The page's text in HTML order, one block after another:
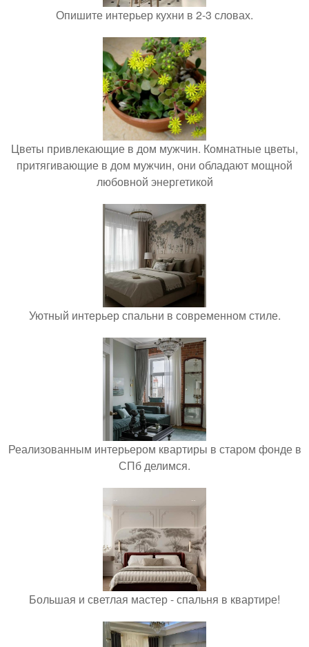
Опишите интерьер кухни в 2-3 словах.
Цветы привлекающие в дом мужчин. Комнатные цветы,
притягивающие в дом мужчин, они обладают мощной
любовной энергетикой
Уютный интерьер спальни в современном стиле.
Реализованным интерьером квартиры в старом фонде в
СПб делимся.
Большая и светлая мастер - спальня в квартире!